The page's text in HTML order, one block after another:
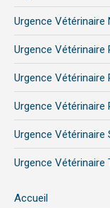
Urgence Vétérinaire
Urgence Vétérinaire
Urgence Vétérinaire
Urgence Vétérinaire
Urgence Vétérinaire
Urgence Vétérinaire
Accueil